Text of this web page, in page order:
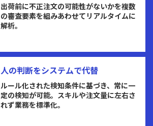
出荷前に不正注文の可能性がないかを複数
の審査要素を組みあわせてリアルタイムに
解析。
人の判断をシステムで代替
ルール化された検知条件に基づき、常に一
定の検知が可能。スキルや注文量に左右さ
れず業務を標準化。